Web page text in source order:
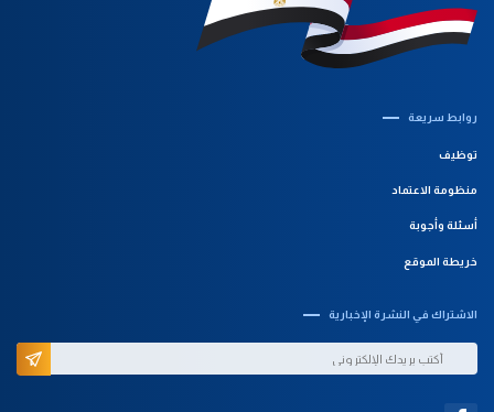
روابط سريعة‎
توظيف
منظومة الاعتماد
أسئلة وأجوبة
خريطة الموقع
الاشتراك في النشرة الإخبارية